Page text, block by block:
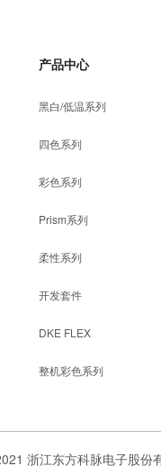
产品中心
黑白/低温系列
四色系列
彩色系列
Prism系列
柔性系列
开发套件
DKE FLEX
整机彩色系列
浙江东方科脉电子股份